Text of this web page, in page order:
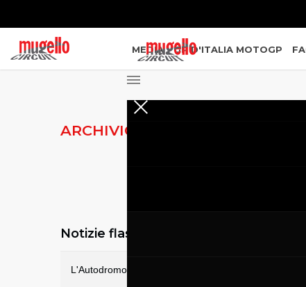
MEDIA GP D'ITALIA MOTOGP
ARCHIVIO NOTIZIE
Notizie flash
L'Autodromo del Mugello riapre il parco al pubblico